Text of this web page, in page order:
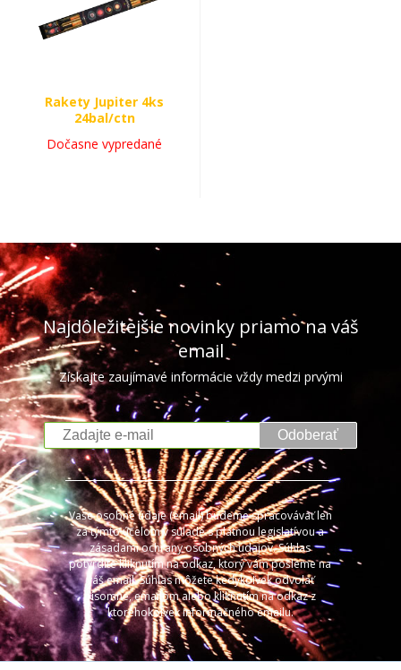
Rakety Jupiter 4ks
24bal/ctn
Dočasne vypredané
Najdôležitejšie novinky priamo na váš
email
Získajte zaujímavé informácie vždy medzi prvými
Odoberať
Vaše osobné údaje (email) budeme spracovávať len
za týmto účelom v súlade s platnou legislatívou a
zásadami ochrany osobných údajov. Súhlas
potvrdíte kliknutím na odkaz, ktorý vám pošleme na
váš email. Súhlas môžete kedykoľvek odvolať
písomne, emailom alebo kliknutím na odkaz z
ktoréhokoľvek informačného emailu.